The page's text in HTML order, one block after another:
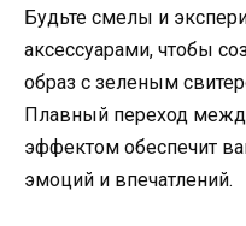
Будьте смелы и
аксессуарами, чтобы
образ с зеленым
Плавный переход
эффектом обеспечит
эмоций и впечатлений.